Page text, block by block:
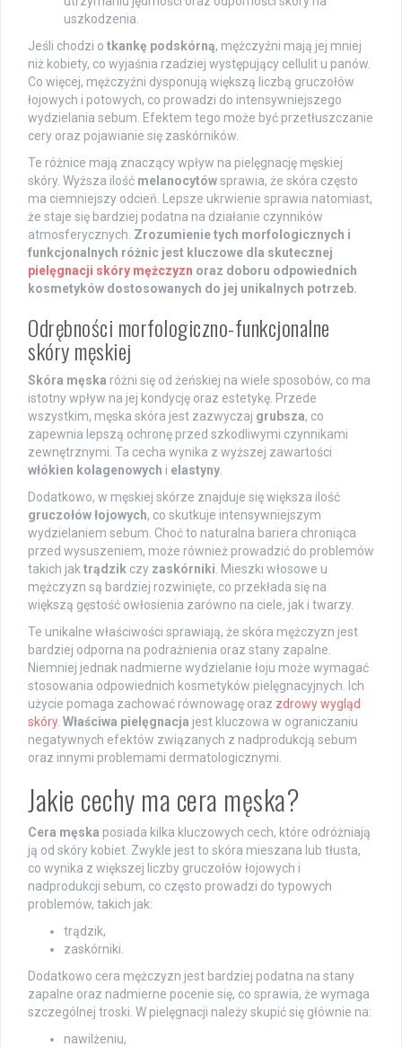
uszkodzenia.
Jeśli chodzi o tkankę podskórną, mężczyźni mają jej mniej
niż kobiety, co wyjaśnia rzadziej występujący cellulit u panów.
Co więcej, mężczyźni dysponują większą liczbą gruczołów
łojowych i potowych, co prowadzi do intensywniejszego
wydzielania sebum. Efektem tego może być przetłuszczanie
cery oraz pojawianie się zaskórników.
Te różnice mają znaczący wpływ na pielęgnację męskiej
skóry. Wyższa ilość melanocytówsprawia, że skóra często
ma ciemniejszy odcień. Lepsze ukrwienie sprawia natomiast,
że staje się bardziej podatna na działanie czynników
atmosferycznych. Zrozumienie tych morfologicznych i
funkcjonalnych różnic jest kluczowe dla skutecznej
pielęgnacji skóry mężczyzn oraz doboru odpowiednich
kosmetyków dostosowanych do jej unikalnych potrzeb.
Odrębności morfologiczno-funkcjonalne
skóry męskiej
Skóra męska różni się od żeńskiej na wiele sposobów, co ma
istotny wpływ na jej kondycję oraz estetykę. Przede
wszystkim, męska skóra jest zazwyczaj grubsza, co
zapewnia lepszą ochronę przed szkodliwymi czynnikami
zewnętrznymi. Ta cecha wynika z wyższej zawartości
włókien kolagenowych i elastyny
Dodatkowo, w męskiej skórze znajduje się większa ilość
gruczołów łojowych, co skutkuje intensywniejszym
wydzielaniem sebum. Choć to naturalna bariera chroniąca
przed wysuszeniem, może również prowadzić do problemów
takich jak trądzik czy zaskórniki . Mieszki włosowe u
mężczyzn są bardziej rozwinięte, co przekłada się na
większą gęstość owłosienia zarówno na ciele, jak i twarzy.
Te unikalne właściwości sprawiają, że skóra mężczyzn jest
bardziej odporna na podrażnienia oraz stany zapalne.
Niemniej jednak nadmierne wydzielanie łoju może wymagać
stosowania odpowiednich kosmetyków pielęgnacyjnych. Ich
użycie pomaga zachować równowagę oraz zdrowy wygląd
skóry. Właściwa pielęgnacja jest kluczowa w ograniczaniu
negatywnych efektów związanych z nadprodukcją sebum
oraz innymi problemami dermatologicznymi.
Jakie cechy ma cera męska?
Cera męska posiada kilka kluczowych cech, które odróżniają
ją od skóry kobiet. Zwykle jest to skóra mieszana lub tłusta,
co wynika z większej liczby gruczołów łojowych i
nadprodukcji sebum, co często prowadzi do typowych
problemów, takich jak:
trądzik,
zaskórniki.
Dodatkowo cera mężczyzn jest bardziej podatna na stany
zapalne oraz nadmierne pocenie się, co sprawia, że wymaga
szczególnej troski. W pielęgnacji należy skupić się głównie na:
nawilżeniu,